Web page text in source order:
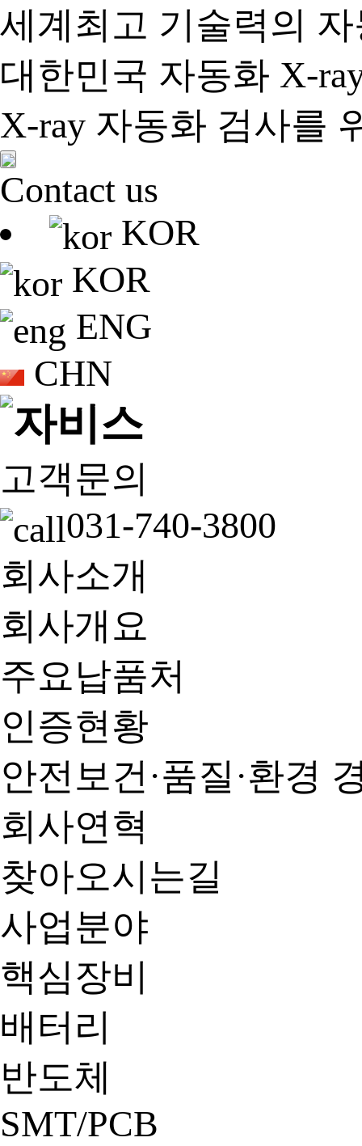
세계최고 기술력의
대한민국 자동화 X-
X-ray 자동화 검사를
Contact us
KOR
KOR
ENG
CHN
고객문의
031-740-3800
회사소개
회사개요
주요납품처
인증현황
안전보건·품질·환경
회사연혁
찾아오시는길
사업분야
핵심장비
배터리
반도체
SMT/PCB